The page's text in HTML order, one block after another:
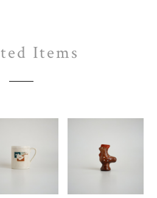
Items